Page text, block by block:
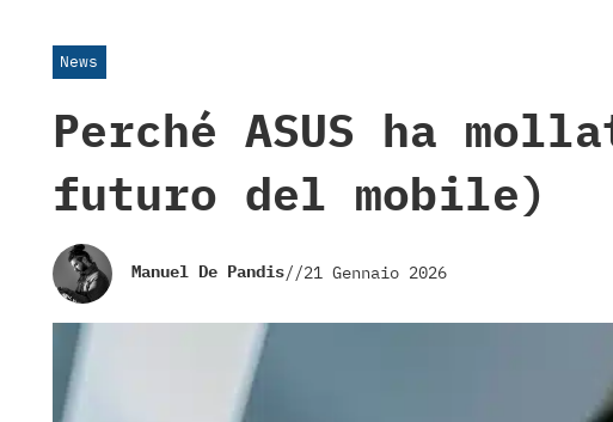
News
Perché ASUS ha
futuro del mobile)
Manuel De Pandis//21 Gennaio 2026